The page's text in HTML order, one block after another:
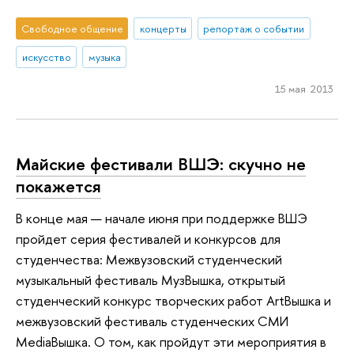
Свободное общение концерты
репортаж о событии
искусство
музыка
15 мая 2013
Майские фестивали ВШЭ: скучно не
покажется
В конце мая — начале июня при поддержке ВШЭ
пройдет серия фестивалей и конкурсов для
студенчества: Межвузовский студенческий
музыкальный фестиваль МузВышка, открытый
студенческий конкурс творческих работ ArtВышка и
межвузовский фестиваль студенческих СМИ
MediaВышка. О том, как пройдут эти мероприятия в